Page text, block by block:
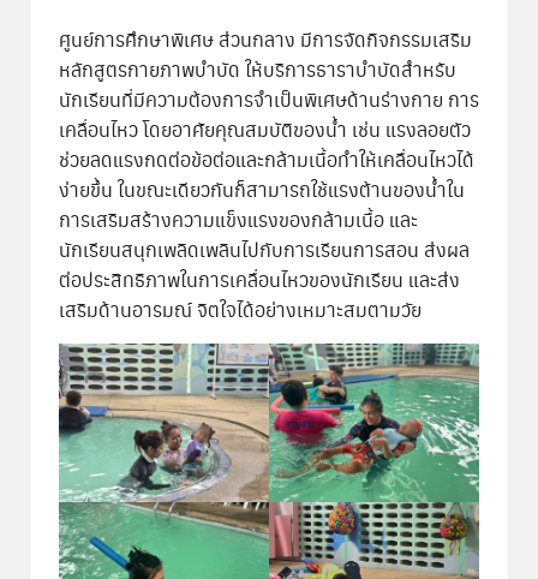
ศูนย์การศึกษาพิเศษ ส่วนกลาง มีการจัดกิจกรรมเสริม
หลักสูตรกายภาพบำบัด ให้บริการธาราบำบัดสำหรับ
นักเรียนที่มีความต้องการจำเป็นพิเศษด้านร่างกาย การ
เคลื่อนไหว โดยอาศัยคุณสมบัติของน้ำ เช่น แรงลอยตัว
ช่วยลดแรงกดต่อข้อต่อและกล้ามเนื้อทำให้เคลื่อนไหวได้
ง่ายขึ้น ในขณะเดียวกันก็สามารถใช้แรงต้านของน้ำใน
การเสริมสร้างความแข็งแรงของกล้ามเนื้อ และ
นักเรียนสนุกเพลิดเพลินไปกับการเรียนการสอน ส่งผล
ต่อประสิทธิภาพในการเคลื่อนไหวของนักเรียน และส่ง
เสริมด้านอารมณ์ จิตใจได้อย่างเหมาะสมตามวัย